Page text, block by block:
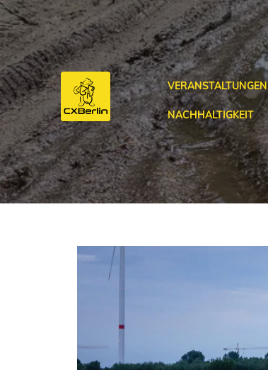
Zum
Inhalt
springen
VERANSTALTUNGEN
NACHHALTIGKEIT